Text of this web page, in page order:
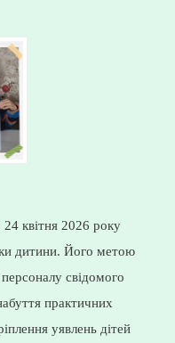
квітня 2026 року
дитини. Його метою
свідомого
практичних
уявлень дітей